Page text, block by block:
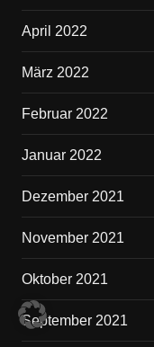
April 2022
März 2022
Februar 2022
Januar 2022
Dezember 2021
November 2021
Oktober 2021
September 2021